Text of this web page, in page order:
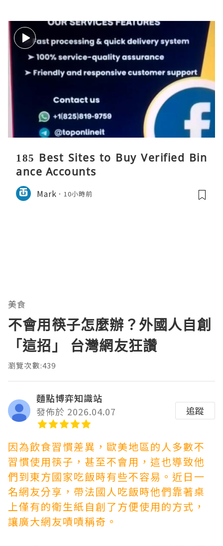
185 Best Sites to Buy Verified Bin
ance Accounts
Mark 10小時前
美食
不會用筷子怎麼辦？外國人自創
「這招」 台灣網友狂讚
瀏覽次數:439
麵點博弈知識站
發佈於 2026.04.07
追蹤
因為飲食習慣差異，歐美地區的人多數不
習慣使用筷子，甚至不會用，這也導致他
們到東方國家吃飯時有些不容易。近日一
名網友分享，帶法國人吃飯時他們靠著桌
上僅有的衛生紙自創了方便使用的方式，
讓廣大網友嘖嘖稱奇。